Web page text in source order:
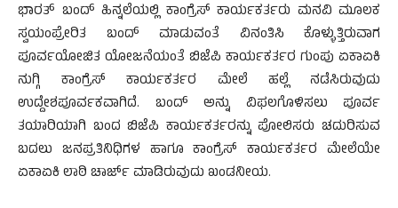
ಭಾರತ್ ಬಂದ್ ಹಿನ್ನಲೆಯಲ್ಲಿ ಕಾಂಗ್ರೆಸ್ ಕಾರ್ಯಕರ್ತರು ಮನವಿ ಮೂಲಕ
ಸ್ವಯಂಪ್ರೇರಿತ ಬಂದ್ ಮಾಡುವಂತೆ ವಿನಂತಿಸಿ ಕೊಳ್ಳುತ್ತಿರುವಾಗ
ಪೂರ್ವಯೋಜಿತ ಯೋಜನೆಯಂತೆ ಬಿಜೆಪಿ ಕಾರ್ಯಕರ್ತರ ಗುಂಪು ಏಕಾಏಕಿ
ನುಗ್ಗಿ ಕಾಂಗ್ರೆಸ್ ಕಾರ್ಯಕರ್ತರ ಮೇಲೆ ಹಲ್ಲೆ ನಡೆಸಿರುವುದು
ಉದ್ದೇಶಪೂರ್ವಕವಾಗಿದೆ. ಬಂದ್ ಅನ್ನು ವಿಫಲಗೊಳಿಸಲು ಪೂರ್ವ
ತಯಾರಿಯಾಗಿ ಬಂದ ಬಿಜೆಪಿ ಕಾರ್ಯಕರ್ತರನ್ನು ಪೋಲಿಸರು ಚದುರಿಸುವ
ಬದಲು ಜನಪ್ರತಿನಿಧಿಗಳ ಹಾಗೂ ಕಾಂಗ್ರೆಸ್ ಕಾರ್ಯಕರ್ತರ ಮೇಲೆಯೇ
ಏಕಾಏಕಿ ಲಾಠಿ ಚಾರ್ಜ್ ಮಾಡಿರುವುದು ಖಂಡನೀಯ.